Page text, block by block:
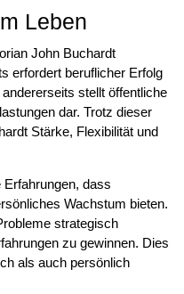
Leben
John Buchardt
erfordert beruflicher Erfolg
stellt öffentliche
dar. Trotz dieser
Stärke, Flexibilität und
dass
Wachstum bieten.
strategisch
zu gewinnen. Dies
als auch persönlich